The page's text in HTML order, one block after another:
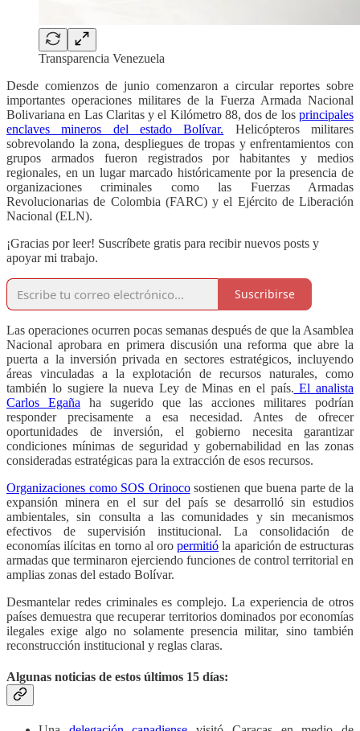
Transparencia Venezuela
Desde comienzos de junio comenzaron a circular reportes sobre
importantes operaciones militares de la Fuerza Armada Nacional
Bolivariana en Las Claritas y el Kilómetro 88, dos de los principales
enclaves mineros del estado Bolívar. Helicópteros militares
sobrevolando la zona, despliegues de tropas y enfrentamientos con
grupos armados fueron registrados por habitantes y medios
regionales, en un lugar marcado históricamente por la presencia de
organizaciones criminales como las Fuerzas Armadas
Revolucionarias de Colombia (FARC) y el Ejército de Liberación
Nacional (ELN).
¡Gracias por leer! Suscríbete gratis para recibir nuevos posts y
apoyar mi trabajo.
Suscribirse
Las operaciones ocurren pocas semanas después de que la Asamblea
Nacional aprobara en primera discusión una reforma que abre la
puerta a la inversión privada en sectores estratégicos, incluyendo
áreas vinculadas a la explotación de recursos naturales, como
también lo sugiere la nueva Ley de Minas en el país. El analista
Carlos Egaña ha sugerido que las acciones militares podrían
responder precisamente a esa necesidad. Antes de ofrecer
oportunidades de inversión, el gobierno necesita garantizar
condiciones mínimas de seguridad y gobernabilidad en las zonas
consideradas estratégicas para la extracción de esos recursos.
Organizaciones como SOS Orinocosostienen que buena parte de la
expansión minera en el sur del país se desarrolló sin estudios
ambientales, sin consulta a las comunidades y sin mecanismos
efectivos de supervisión institucional. La consolidación de
economías ilícitas en torno al oropermitió la aparición de estructuras
armadas que terminaron ejerciendo funciones de control territorial en
amplias zonas del estado Bolívar.
Desmantelar redes criminales es complejo. La experiencia de otros
países demuestra que recuperar territorios dominados por economías
ilegales exige algo no solamente presencia militar, sino también
reconstrucción institucional y reglas claras.
Algunas noticias de estos últimos 15 días: